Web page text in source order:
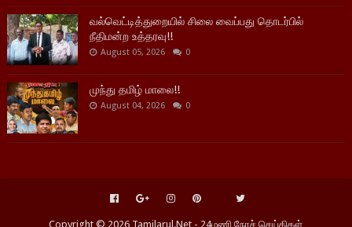
வல்வெட்டித்துறையில் சிலை வைப்பது தொடர்பில்
நீதிமன்ற உத்தரவு!!
August 05, 2026 0
முந்து தமிழ் மாலை!!
August 04, 2026 0
Copyright © 2026 Tamilarul.Net - 24மணி நேரச் செய்திகள்